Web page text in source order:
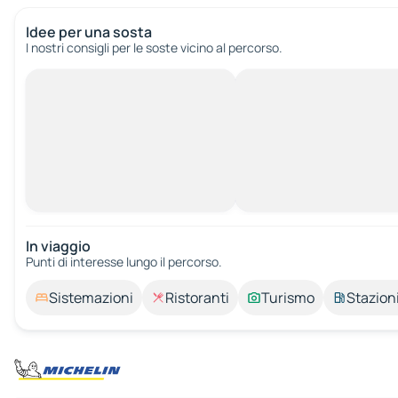
Idee per una sosta
I nostri consigli per le soste vicino al percorso.
In viaggio
Punti di interesse lungo il percorso.
Sistemazioni Ristoranti Turismo